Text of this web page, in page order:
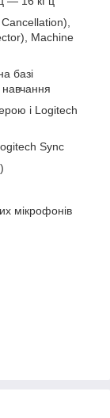
Machine
базі
і Logitech
Sync
мікрофонів